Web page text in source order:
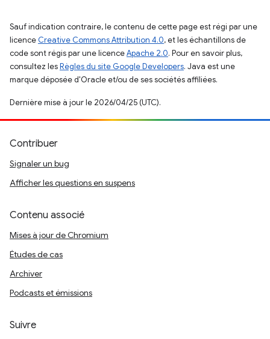
Sauf indication contraire, le contenu de cette page est régi par une
licence Creative Commons Attribution 4.0, et les échantillons de
code sont régis par une licenceApache 2.0. Pour en savoir plus,
consultez lesRègles du site Google Developers. Java est une
marque déposée d'Oracle et/ou de ses sociétés affiliées.
Dernière mise à jour le 2026/04/25 (UTC).
Contribuer
Signaler un bug
Afficher les questions en suspens
Contenu associé
Mises à jour de Chromium
Études de cas
Archiver
Podcasts et émissions
Suivre